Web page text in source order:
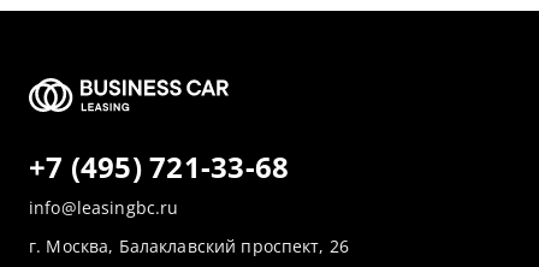
+7 (495) 721-33-68
info@leasingbc.ru
г. Москва, Балаклавский проспект, 26